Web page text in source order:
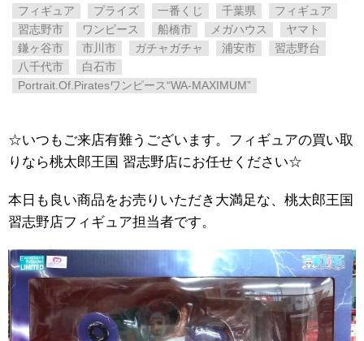
フィギュア
プライズ 一番くじ 千葉県
フィギュア
習志野市
ワンピース 船橋市 メガハウス
ヤマト
鎌ヶ谷市
市川市 ガチャガチャ 浦安市
習志野台
八千代市
白石市
Portrait.Of.Piratesワンピース“WA-MAXIMUM”
☆いつもご来店有難うございます。フィギュアの買い取
りなら桃太郎王国 習志野店にお任せください☆
本日も良い商品をお売りいただき大満足な、桃太郎王国
習志野店フィギュア担当者です。